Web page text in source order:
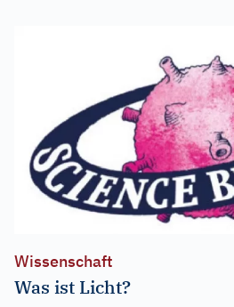
Wissenschaft
Was ist Licht?